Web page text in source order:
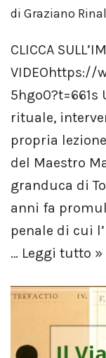
di Graziano
CLICCA
VIDEOhttps://
5hgo0?t=661s
rituale,
propria
del Maestro
granduca di
anni fa
penale di cui
… Leggi tutto »